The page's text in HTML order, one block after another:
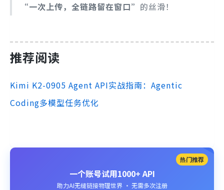
“一次上传，全链路留在窗口” 的丝滑！
推荐阅读
Kimi K2-0905 Agent API实战指南：Agentic
Coding多模型任务优化
热门推荐
一个账号试用1000+ API
助力AI无缝链接物理世界 · 无需多次注册